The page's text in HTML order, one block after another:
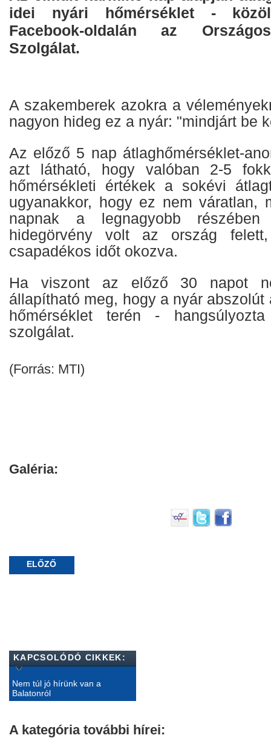
idei nyári hőmérséklet -
Facebook-oldalán az
Szolgálat.
A szakemberek azokra a
nagyon hideg ez a nyár: "mindjárt be
Az előző 5 nap átlaghőmérséklet-
azt látható, hogy valóban 2-5
hőmérsékleti értékek a sokévi
ugyanakkor, hogy ez nem váratlan,
napnak a legnagyobb
hidegörvény volt az ország
csapadékos időt okozva.
Ha viszont az előző 30 napot
állapítható meg, hogy a nyár
hőmérséklet terén -
szolgálat.
(Forrás: MTI)
Galéria:
ELŐZŐ
KAPCSOLÓDÓ CIKKEK:
Nem túl jó hírünk van a
Balatonról
A kategória további hírei: